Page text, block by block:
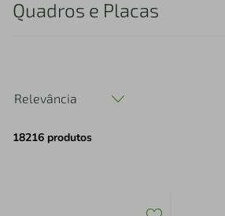
Quadros e Placas
Relevância
18216 produtos